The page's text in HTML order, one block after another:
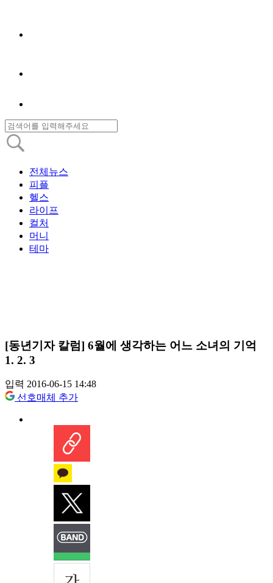
전체뉴스
피플
헬스
라이프
컬처
머니
테마
[동년기자 칼럼] 6월에 생각하는 어느 소녀의 기억
1. 2. 3
입력 2016-06-15 14:48
선호매체 추가